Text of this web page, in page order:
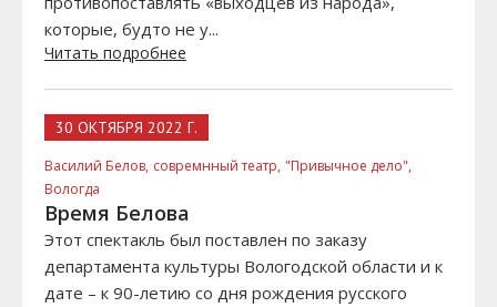
которые, будто не у...
Читать подробнее
30 ОКТЯБРЯ 2022 Г.
Василий Белов, совремнный театр, "Привычное дело",
Вологда
Время Белова
Этот спектакль был поставлен по заказу
департамента культуры Вологодской области и к
дате – к 90-летию со дня рождения русского